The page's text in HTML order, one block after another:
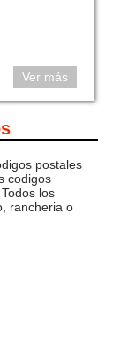
Ver más
postales
codigos
los
rancheria o